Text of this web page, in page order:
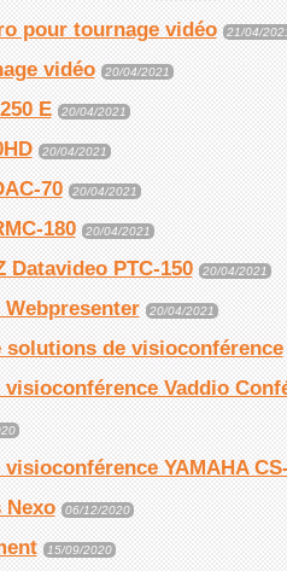
pour tournage vidéo 21/04/
vidéo 20/04/2021
E 20/04/2021
20/04/2021
70 20/04/2021
180 20/04/2021
Datavideo PTC-150 20/04/2021
20/04/2021
solutions de visioconférence
visioconférence Vaddio
YAMAHA
Nexo
06/12/2020
15/09/2020